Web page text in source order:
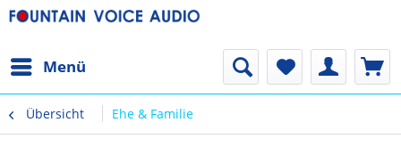
Menü
Übersicht Ehe & Familie